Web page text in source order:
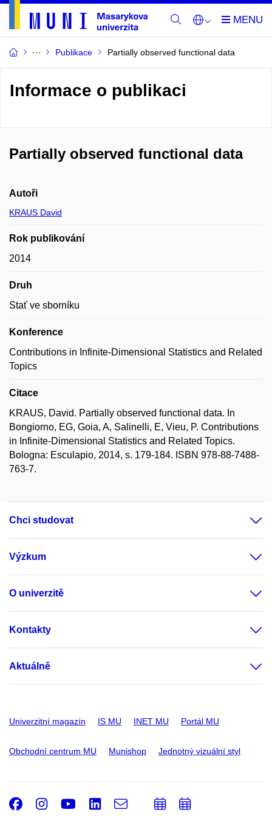
Publikace Partially observed functional data
Informace o publikaci
Partially observed functional data
Autoři
KRAUS David
Rok publikování
2014
Druh
Stať ve sborníku
Konference
Contributions in Infinite-Dimensional Statistics and Related
Topics
Citace
KRAUS, David. Partially observed functional data. In
Bongiorno, EG, Goia, A, Salinelli, E, Vieu, P. Contributions
in Infinite-Dimensional Statistics and Related Topics.
Bologna: Esculapio, 2014, s. 179-184. ISBN 978-88-7488-
763-7.
Chci studovat
Výzkum
O univerzitě
Kontakty
Aktuálně
Univerzitní magazín IS MU INET MU Portál MU
Obchodní centrum MU Munishop Jednotný vizuální styl
Facebook
Instagram
Youtube
LinkedIn
e-
PřidatPřidat